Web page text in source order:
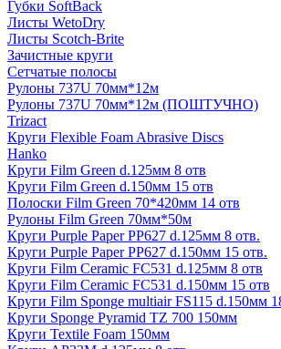
Губки SoftBack
Листы WetoDry
Листы Scotch-Brite
Зачистные круги
Сетчатые полосы
Рулоны 737U 70мм*12м
Рулоны 737U 70мм*12м (ПОШТУЧНО)
Trizact
Круги Flexible Foam Abrasive Discs
Hanko
Круги Film Green d.125мм 8 отв
Круги Film Green d.150мм 15 отв
Полоски Film Green 70*420мм 14 отв
Рулоны Film Green 70мм*50м
Круги Purple Paper PP627 d.125мм 8 отв.
Круги Purple Paper PP627 d.150мм 15 отв.
Круги Film Ceramic FC531 d.125мм 8 отв
Круги Film Ceramic FC531 d.150мм 15 отв
Круги Film Sponge multiair FS115 d.150мм
Круги Sponge Pyramid TZ 700 150мм
Круги Textile Foam 150мм